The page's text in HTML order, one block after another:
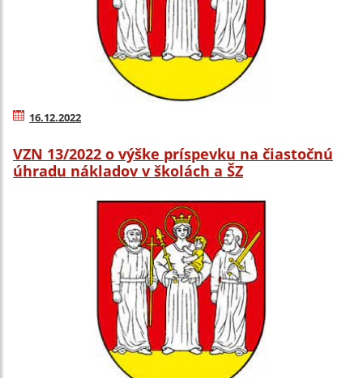
16.12.2022
VZN 13/2022 o výške príspevku na čiastočnú
úhradu nákladov v školách a ŠZ